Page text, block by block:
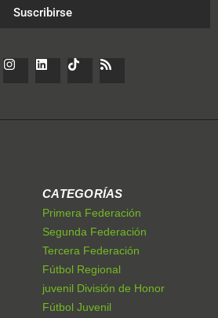
Suscribirse
CATEGORÍAS
Primera Federación
Segunda Federación
Tercera Federación
Fútbol Regional
juvenil División de Honor
Fútbol Juvenil